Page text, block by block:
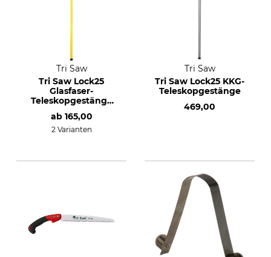
Tri Saw
Tri Saw Lock25
Glasfaser-
Teleskopgestänge
ab 165,00
2 Varianten
Tri Saw
Tri Saw Lock25 KKG-
Teleskopgestänge
469,00